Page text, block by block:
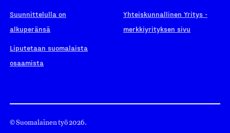
Suunnittelulla on
alkuperänsä
Liputetaan suomalaista
osaamista
Yhteiskunnallinen Yritys -
merkkiyrityksen sivu
© Suomalainen työ 2026.